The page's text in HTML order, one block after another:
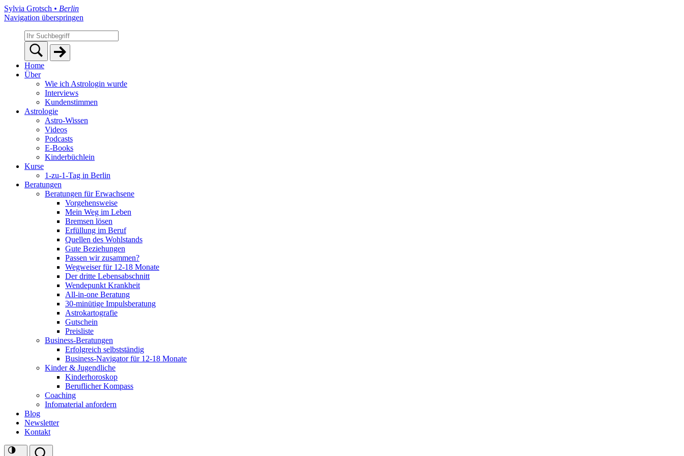
Sylvia Grotsch • Berlin
Navigation überspringen
Home
Über
Wie ich Astrologin wurde
Interviews
Kundenstimmen
Astrologie
Astro-Wissen
Videos
Podcasts
E-Books
Kinderbüchlein
Kurse
1-zu-1-Tag in Berlin
Beratungen
Beratungen für Erwachsene
Vorgehensweise
Mein Weg im Leben
Bremsen lösen
Erfüllung im Beruf
Quellen des Wohlstands
Gute Beziehungen
Passen wir zusammen?
Wegweiser für 12-18 Monate
Der dritte Lebensabschnitt
Wendepunkt Krankheit
All-in-one Beratung
30-minütige Impulsberatung
Astrokartografie
Gutschein
Preisliste
Business-Beratungen
Erfolgreich selbstständig
Business-Navigator für 12-18 Monate
Kinder & Jugendliche
Kinderhoroskop
Beruflicher Kompass
Coaching
Infomaterial anfordern
Blog
Newsletter
Kontakt